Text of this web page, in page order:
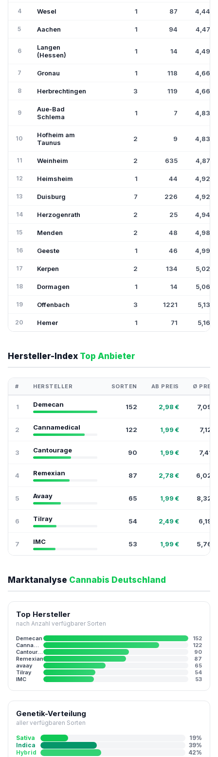
4 Wesel 1 87 4,44€
5 Aachen 1 94 4,47€
6
Langen
(Hessen)
1 14 4,49€
7 Gronau 1 118 4,66€
8 Herbrechtingen 3 119 4,66€
9
Aue-Bad
Schlema
1 7 4,83€
10
Hofheim am
Taunus
2 9 4,83€
11 Weinheim 2 635 4,87€
12 Heimsheim 1 44 4,92€
13 Duisburg 7 226 4,92€
14 Herzogenrath 2 25 4,94€
15 Menden 2 48 4,98€
16 Geeste 1 46 4,99€
17 Kerpen 2 134 5,02€
18 Dormagen 1 14 5,06€
19 Offenbach 3 1221 5,13€
20 Hemer 1 71 5,16€
Hersteller-Index Top Anbieter
# HERSTELLER SORTEN AB PREIS Ø PREIS
1 Demecan 152 2,98 € 7,09 €
2 Cannamedical 122 1,99 € 7,12 €
3 Cantourage 90 1,99 € 7,41 €
4 Remexian 87 2,78 € 6,02 €
5 Avaay 65 1,99 € 8,32 €
6 Tilray 54 2,49 € 6,19 €
7 IMC 53 1,99 € 5,76 €
Marktanalyse Cannabis Deutschland
Top Hersteller
nach Anzahl verfügbarer Sorten
Demecan
152
Cannamedical
122
Cantourage
90
Remexian
87
avaay
65
Tilray
54
IMC
53
Genetik-Verteilung
aller verfügbaren Sorten
Sativa
19%
Indica
39%
Hybrid
42%